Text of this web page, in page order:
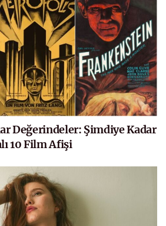
Değerindeler: Şimdiye Kadar
10 Film Afişi